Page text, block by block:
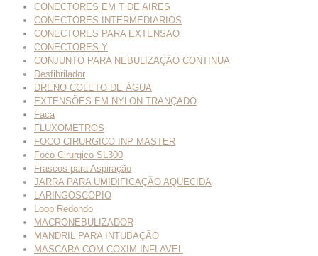
CONECTORES EM T DE AIRES
CONECTORES INTERMEDIARIOS
CONECTORES PARA EXTENSAO
CONECTORES Y
CONJUNTO PARA NEBULIZAÇÃO CONTINUA
Desfibrilador
DRENO COLETO DE ÁGUA
EXTENSÕES EM NYLON TRANÇADO
Faca
FLUXOMETROS
FOCO CIRURGICO INP MASTER
Foco Cirurgico SL300
Frascos para Aspiração
JARRA PARA UMIDIFICAÇÃO AQUECIDA
LARINGOSCOPIO
Loop Redondo
MACRONEBULIZADOR
MANDRIL PARA INTUBAÇÃO
MASCARA COM COXIM INFLAVEL